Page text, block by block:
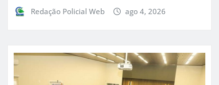
Redação Policial Web ago 4, 2026